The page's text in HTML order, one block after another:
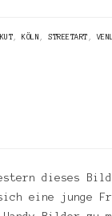
, KÖLN ,STREETART ,
dieses
eine junge